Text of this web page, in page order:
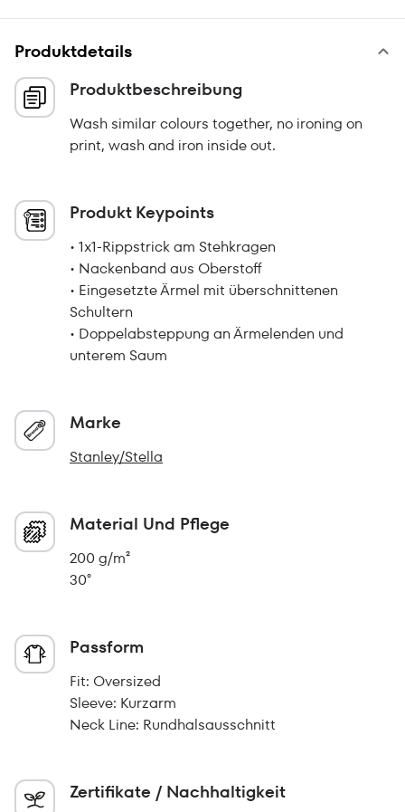
Produktdetails
Produktbeschreibung
Wash similar colours together, no ironing on
print, wash and iron inside out.
Produkt Keypoints
• 1x1-Rippstrick am Stehkragen
• Nackenband aus Oberstoff
• Eingesetzte Ärmel mit überschnittenen
Schultern
• Doppelabsteppung an Ärmelenden und
unterem Saum
Marke
Stanley/Stella
Material Und Pflege
200 g/m²
30°
Passform
Fit: Oversized
Sleeve: Kurzarm
Neck Line: Rundhalsausschnitt
Zertifikate / Nachhaltigkeit